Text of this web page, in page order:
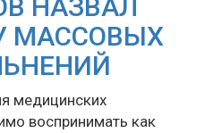
НАЗВАЛ
МАССОВЫХ
медицинских
воспринимать как